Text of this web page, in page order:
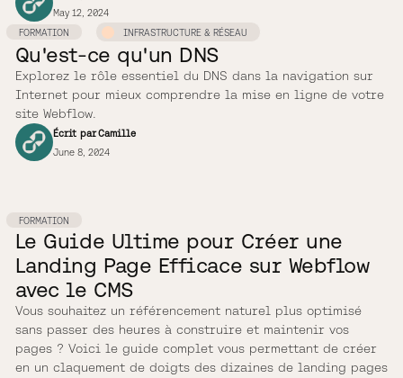
May 12, 2024
FORMATION
INFRASTRUCTURE & RÉSEAU
Qu'est-ce qu'un DNS
Explorez le rôle essentiel du DNS dans la navigation sur
Internet pour mieux comprendre la mise en ligne de votre
site Webflow.
Écrit parCamille
June 8, 2024
FORMATION
Le Guide Ultime pour Créer une
Landing Page Efficace sur Webflow
avec le CMS
Vous souhaitez un référencement naturel plus optimisé
sans passer des heures à construire et maintenir vos
pages ? Voici le guide complet vous permettant de créer
en un claquement de doigts des dizaines de landing pages